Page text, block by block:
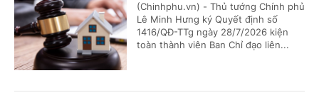
(Chinhphu.vn) - Thủ tướng Chính phủ
Lê Minh Hưng ký Quyết định số
1416/QĐ-TTg ngày 28/7/2026 kiện
toàn thành viên Ban Chỉ đạo liên...